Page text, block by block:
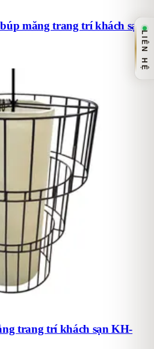
măng trang trí khách sạn
trang trí khách sạn KH-
LIÊN HỆ